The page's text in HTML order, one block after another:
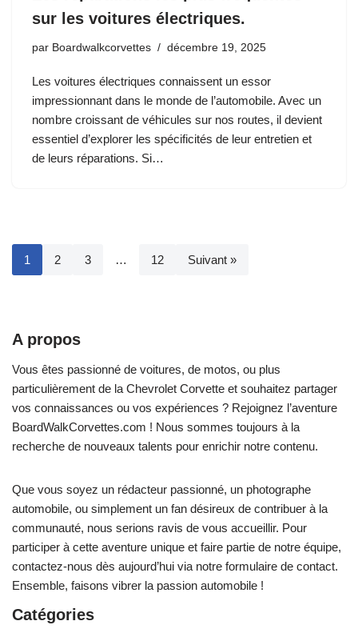
sur les voitures électriques.
par Boardwalkcorvettes décembre 19, 2025
Les voitures électriques connaissent un essor
impressionnant dans le monde de l’automobile. Avec un
nombre croissant de véhicules sur nos routes, il devient
essentiel d’explorer les spécificités de leur entretien et
de leurs réparations. Si…
1 2 3 … 12 Suivant »
A propos
Vous êtes passionné de voitures, de motos, ou plus
particulièrement de la Chevrolet Corvette et souhaitez partager
vos connaissances ou vos expériences ? Rejoignez l’aventure
BoardWalkCorvettes.com ! Nous sommes toujours à la
recherche de nouveaux talents pour enrichir notre contenu.
Que vous soyez un rédacteur passionné, un photographe
automobile, ou simplement un fan désireux de contribuer à la
communauté, nous serions ravis de vous accueillir. Pour
participer à cette aventure unique et faire partie de notre équipe,
contactez-nous dès aujourd’hui via notre formulaire de contact.
Ensemble, faisons vibrer la passion automobile !
Catégories